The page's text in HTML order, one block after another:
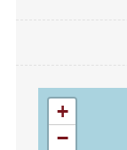
+
−